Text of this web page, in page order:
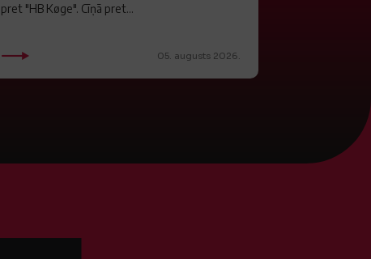
pret "HB Køge". Cīņā pret...
05. augusts 2026.